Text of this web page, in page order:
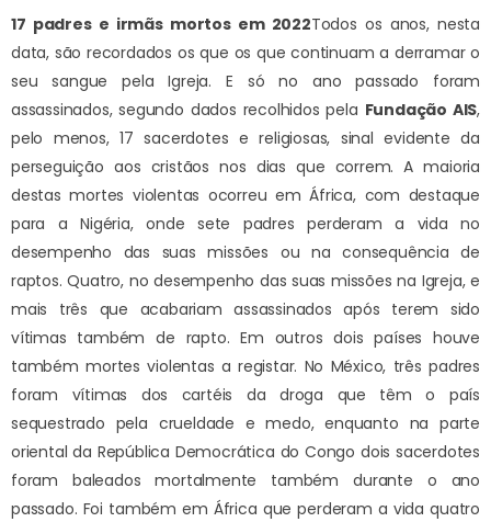
17 padres e irmãs mortos em 2022Todos os anos, nesta
data, são recordados os que os que continuam a derramar o
seu sangue pela Igreja. E só no ano passado foram
assassinados, segundo dados recolhidos pela Fundação AIS,
pelo menos, 17 sacerdotes e religiosas, sinal evidente da
perseguição aos cristãos nos dias que correm. A maioria
destas mortes violentas ocorreu em África, com destaque
para a Nigéria, onde sete padres perderam a vida no
desempenho das suas missões ou na consequência de
raptos. Quatro, no desempenho das suas missões na Igreja, e
mais três que acabariam assassinados após terem sido
vítimas também de rapto. Em outros dois países houve
também mortes violentas a registar. No México, três padres
foram vítimas dos cartéis da droga que têm o país
sequestrado pela crueldade e medo, enquanto na parte
oriental da República Democrática do Congo dois sacerdotes
foram baleados mortalmente também durante o ano
passado. Foi também em África que perderam a vida quatro